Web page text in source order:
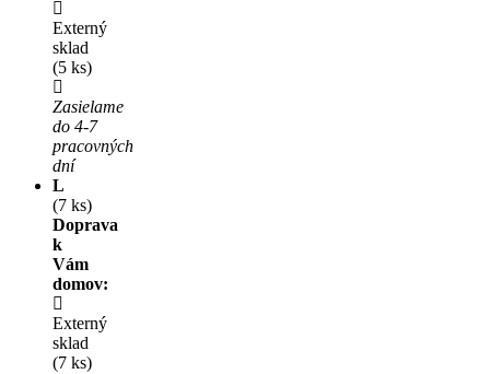
Externý
sklad
(5 ks)
Zasielame
do 4-7
pracovných
dní
L
(7 ks)
Doprava
k
Vám
domov:
Externý
sklad
(7 ks)